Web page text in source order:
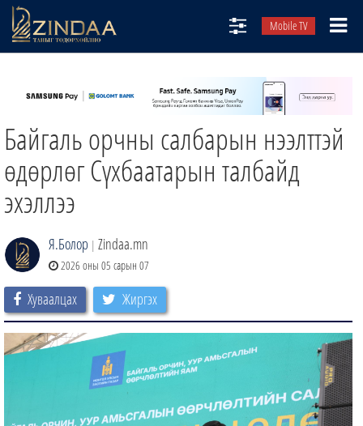
Mobile TV
ТВ8
ӨГЛӨӨНИЙ СОНИН
ЗИНДАА СЭТГҮҮЛ
Байгаль орчны салбарын нээлттэй
өдөрлөг Сүхбаатарын талбайд
эхэллээ
Я.Болор | Zindaa.mn
2026 оны 05 сарын 07
Хуваалцах Жиргэх